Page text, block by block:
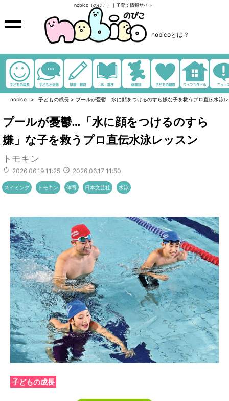
nobico（のびこ）｜子育て情報サイト
nobicoとは？
nobico 子どもの成長 > プールが憂鬱 水に顔をつけるのすら嫌な子を救うプロ直伝水泳
プールが憂鬱…「水に顔をつけるのすら
嫌」な子を救うプロ直伝水泳レッスン
トモキン
2026.06.19 11:25 2026.06.17 11:50
スイミング トモキン 体育 日本文芸社 水泳
子どもの成長